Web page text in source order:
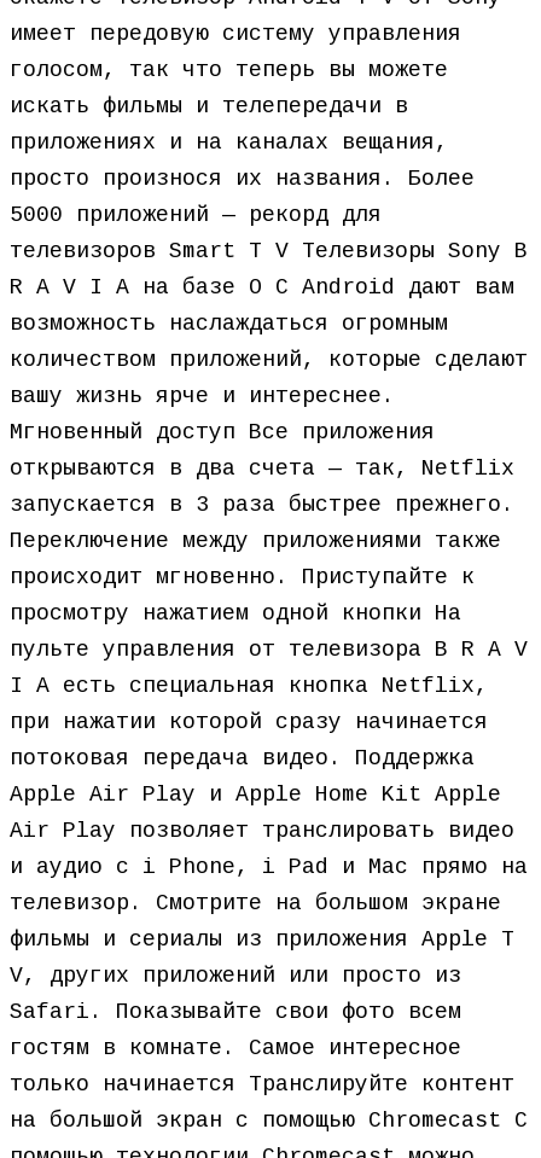
имеет передовую систему управления
голосом, так что теперь вы можете
искать фильмы и телепередачи в
приложениях и на каналах вещания,
просто произнося их названия. Более
5000 приложений — рекорд для
телевизоров Smart T V Телевизоры Sony B
R A V I A на базе О С Android дают вам
возможность наслаждаться огромным
количеством приложений, которые сделают
вашу жизнь ярче и интереснее.
Мгновенный доступ Все приложения
открываются в два счета — так, Netflix
запускается в 3 раза быстрее прежнего.
Переключение между приложениями также
происходит мгновенно. Приступайте к
просмотру нажатием одной кнопки На
пульте управления от телевизора B R A V
I A есть специальная кнопка Netflix,
при нажатии которой сразу начинается
потоковая передача видео. Поддержка
Apple Air Play и Apple Home Kit Apple
Air Play позволяет транслировать видео
и аудио с i Phone, i Pad и Mac прямо на
телевизор. Смотрите на большом экране
фильмы и сериалы из приложения Apple T
V, других приложений или просто из
Safari. Показывайте свои фото всем
гостям в комнате. Самое интересное
только начинается Транслируйте контент
на большой экран с помощью Chromecast С